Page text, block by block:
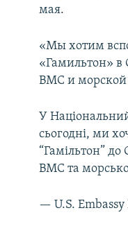
мая.
«Мы хотим
«Гамильтон» в
ВМС и морской
У
сьогодні, ми
“Гамільтон”
ВМС та
— U.S.